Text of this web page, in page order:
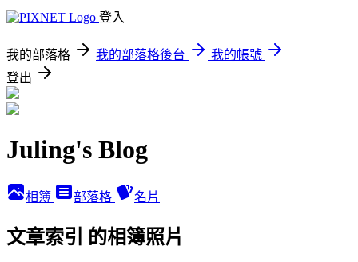
登入
我的部落格 我的部落格後台
我的帳號
登出
Juling's Blog
相簿 部落格 名片
文章索引 的相簿照片